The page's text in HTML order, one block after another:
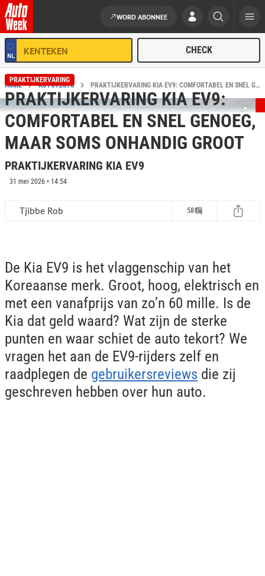
Ga naar de inhoud
WORD ABONNEE
HOME AUTOTESTS PRAKTIJKERVARING KIA EV9: COMFORTABEL EN SNEL GENOEG, MAAR SOMS ONHANDIG GROOT - PRAKTIJKERVARING KIA EV9
PRAKTIJKERVARING
PRAKTIJKERVARING KIA EV9:
COMFORTABEL EN SNEL GENOEG,
MAAR SOMS ONHANDIG GROOT
PRAKTIJKERVARING KIA EV9
31 mei 2026 • 14:54
Tjibbe Rob 58
De Kia EV9 is het vlaggenschip van het
Koreaanse merk. Groot, hoog, elektrisch en
met een vanafprijs van zo’n 60 mille. Is de
Kia dat geld waard? Wat zijn de sterke
punten en waar schiet de auto tekort? We
vragen het aan de EV9-rijders zelf en
raadplegen de gebruikersreviews die zij
geschreven hebben over hun auto.